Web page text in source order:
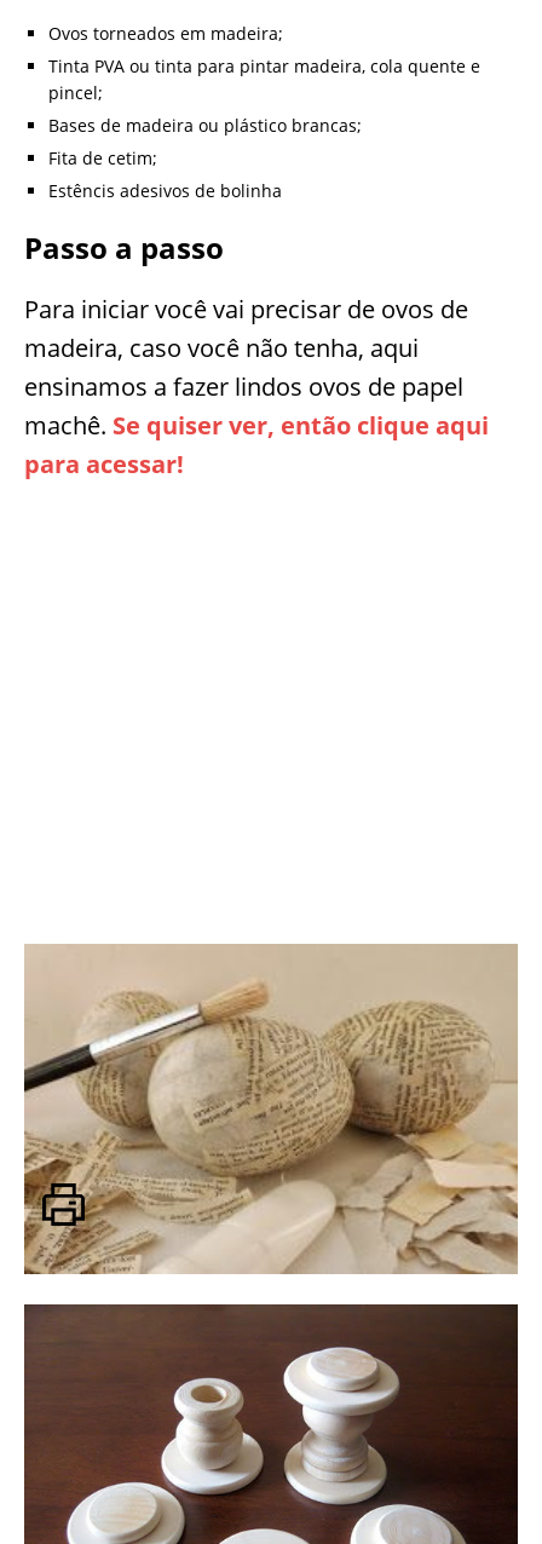
Ovos torneados em madeira;
Tinta PVA ou tinta para pintar madeira, cola quente e
pincel;
Bases de madeira ou plástico brancas;
Fita de cetim;
Estêncis adesivos de bolinha
Passo a passo
Para iniciar você vai precisar de ovos de
madeira, caso você não tenha, aqui
ensinamos a fazer lindos ovos de papel
machê. Se quiser ver, então clique aqui
para acessar!